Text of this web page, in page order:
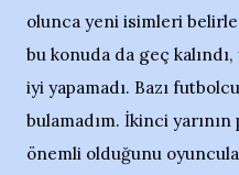
olunca yeni isimleri
bu konuda da geç
iyi yapamadı. Bazı
bulamadım. İkinci
önemli olduğunu